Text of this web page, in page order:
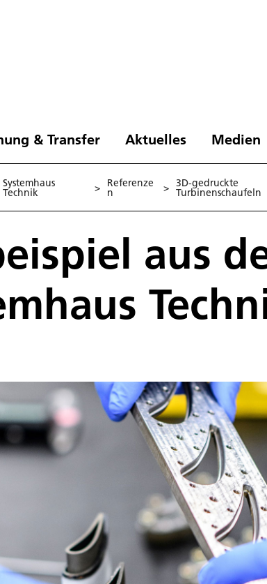
& Transfer Aktuelles Medien
Systemhaus
Technik > Referenze
n > 3D-gedruckte
Turbinenschaufeln
aus